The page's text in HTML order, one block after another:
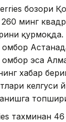
бозори
минг
қурмоқда.
омбор эса
хабар
келгуси
тахминан